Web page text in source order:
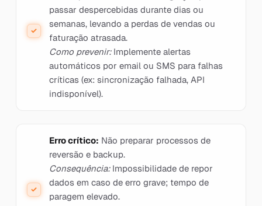
passar despercebidas durante dias ou
semanas, levando a perdas de vendas ou
faturação atrasada.
Como prevenir:Implemente alertas
automáticos por email ou SMS para falhas
críticas (ex: sincronização falhada, API
indisponível).
Erro crítico: Não preparar processos de
reversão e backup.
Consequência:Impossibilidade de repor
dados em caso de erro grave; tempo de
paragem elevado.